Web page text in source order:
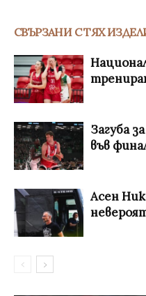
СВЪРЗАНИ С ТЯХ
Загуба
във
Асен